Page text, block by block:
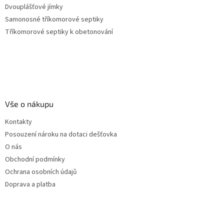
Dvouplášťové jímky
Samonosné tříkomorové septiky
Tříkomorové septiky k obetonování
Vše o nákupu
Kontakty
Posouzení nároku na dotaci dešťovka
O nás
Obchodní podmínky
Ochrana osobních údajů
Doprava a platba